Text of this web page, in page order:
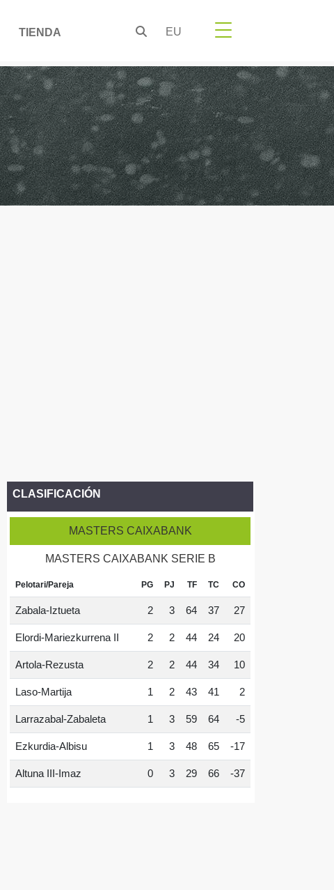
TIENDA EU
CLASIFICACIÓN
MASTERS CAIXABANK
MASTERS CAIXABANK SERIE B
Pelotari/Pareja PG PJ TF TC CO
Zabala-Iztueta 2 3 64 37 27
Elordi-Mariezkurrena II 2 2 44 24 20
Artola-Rezusta 2 2 44 34 10
Laso-Martija 1 2 43 41 2
Larrazabal-Zabaleta 1 3 59 64 -5
Ezkurdia-Albisu 1 3 48 65 -17
Altuna III-Imaz 0 3 29 66 -37